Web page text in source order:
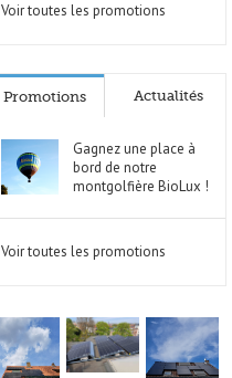
Voir toutes les promotions
Promotions Actualités
Gagnez une place à
bord de notre
montgolfière BioLux !
Voir toutes les promotions